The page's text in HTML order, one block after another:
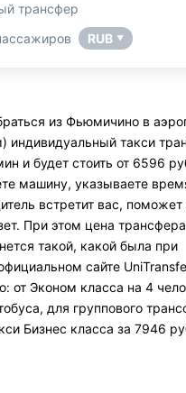
трансфер
RUB ▼
из Фьюмичино в
индивидуальный такси
и будет стоить от 6596
машину, указываете
встретит вас,
При этом цена
такой, какой была при
сайте
от Эконом класса на 4
для группового
Бизнес класса за 7946